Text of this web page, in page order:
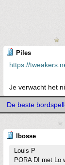
Piles
https://
Je verwacht het
De beste
lbosse
Louis P
PORA DI met Lo